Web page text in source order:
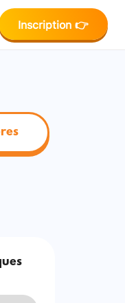
Inscription 👉